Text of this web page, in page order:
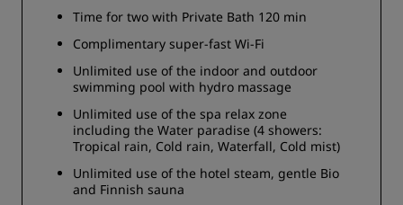
Time for two with Private Bath 120 min
Complimentary super-fast Wi-Fi
Unlimited use of the indoor and outdoor
swimming pool with hydro massage
Unlimited use of the spa relax zone
including the Water paradise (4 showers:
Tropical rain, Cold rain, Waterfall, Cold mist)
Unlimited use of the hotel steam, gentle Bio
and Finnish sauna